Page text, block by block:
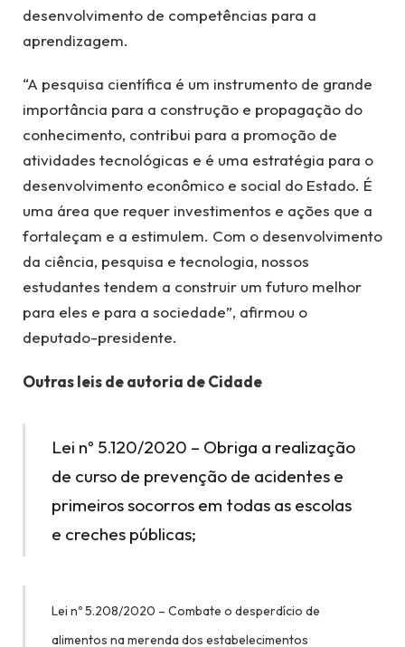
desenvolvimento de competências para a
aprendizagem.
“A pesquisa científica é um instrumento de grande
importância para a construção e propagação do
conhecimento, contribui para a promoção de
atividades tecnológicas e é uma estratégia para o
desenvolvimento econômico e social do Estado. É
uma área que requer investimentos e ações que a
fortaleçam e a estimulem. Com o desenvolvimento
da ciência, pesquisa e tecnologia, nossos
estudantes tendem a construir um futuro melhor
para eles e para a sociedade”, afirmou o
deputado-presidente.
Outras leis de autoria de Cidade
Lei nº 5.120/2020 – Obriga a realização
de curso de prevenção de acidentes e
primeiros socorros em todas as escolas
e creches públicas;
Lei nº 5.208/2020 – Combate o desperdício de
alimentos na merenda dos estabelecimentos